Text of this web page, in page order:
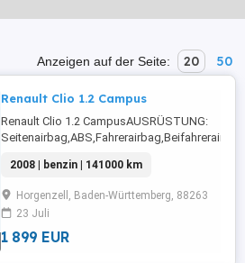
Anzeigen auf der Seite: 20 50
Renault Clio 1.2 Campus
Renault Clio 1.2 CampusAUSRÜSTUNG:
Funkfernbedienung,Allwetterreifen,teilb.
Inspektion: 2028-02-01T00:00:00.000ZDetails:
2008 | benzin | 141000 km
Horgenzell, Baden-Württemberg, 88263
23 Juli
1 899 EUR